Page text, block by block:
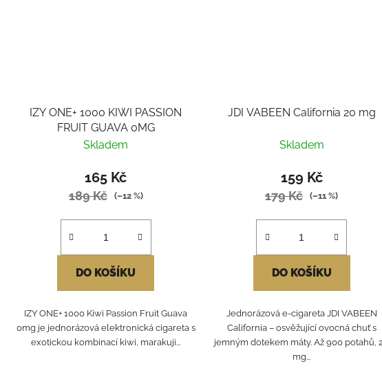
IZY ONE+ 1000 KIWI PASSION
FRUIT GUAVA 0MG
Skladem
165 Kč
189 Kč (–12 %)
DO KOŠÍKU
IZY ONE+ 1000 Kiwi Passion Fruit Guava
0mg je jednorázová elektronická cigareta s
exotickou kombinací kiwi, marakuji...
JDI VABEEN California 20 mg
Skladem
159 Kč
179 Kč (–11 %)
DO KOŠÍKU
Jednorázová e-cigareta JDI VABEEN
California – osvěžující ovocná chuť s
jemným dotekem máty. Až 900 potahů,
mg...